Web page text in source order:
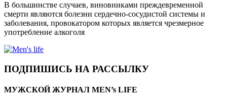
В большинстве случаев, виновниками преждевременной
смерти являются болезни сердечно-сосудистой системы и
заболевания, провокатором которых является чрезмерное
употребление алкоголя
ПОДПИШИСЬ НА РАССЫЛКУ
МУЖСКОЙ ЖУРНАЛ MEN’s LIFE